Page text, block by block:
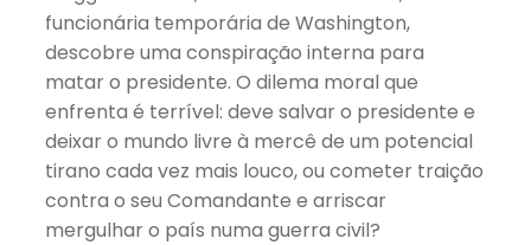
funcionária temporária de Washington,
descobre uma conspiração interna para
matar o presidente. O dilema moral que
enfrenta é terrível: deve salvar o presidente e
deixar o mundo livre à mercê de um potencial
tirano cada vez mais louco, ou cometer traição
contra o seu Comandante e arriscar
mergulhar o país numa guerra civil?